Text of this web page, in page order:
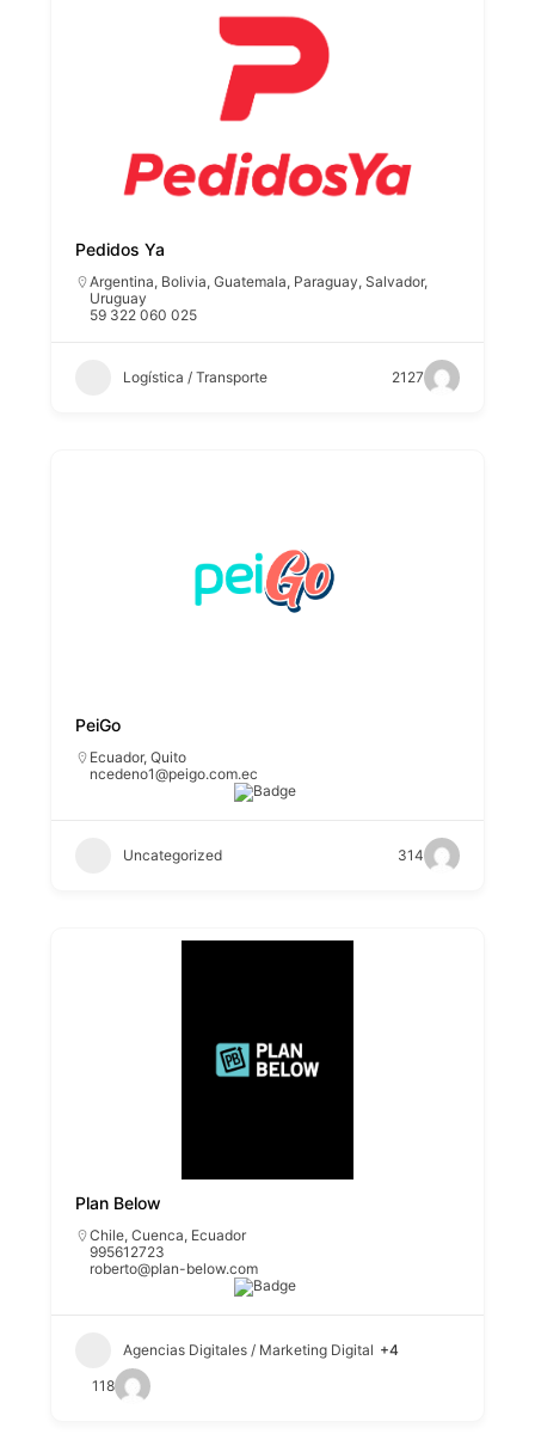
Pedidos Ya
Argentina, Bolivia,Guatemala, Paraguay, Salvador,
Uruguay
59 322 060 025
Logística / Transporte 2127
PeiGo
Ecuador,Quito
ncedeno1@peigo.com.ec
Uncategorized 314
Plan Below
Chile,Cuenca, Ecuador
995612723
roberto@plan-below.com
Agencias Digitales / Marketing Digital +4
118